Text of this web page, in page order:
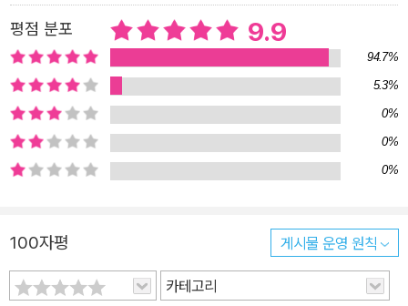
는 무의식을 단순히 억눌린 욕망이나 본능의 잔재로 보지 않는다. 오
히려 세계를 지각하고, 기억을 구성하며, 자아를 형성하는 뇌의 총체
적 작동 시스템이라고 설명한다. 꿈속에서 시각장애인이 장면을 ‘보
는’ 이유, 뇌에서 외계인 납치처럼 생생한 환상이 일어나는 경로, 다중
인격의 분리된 감각, 환청과 환각처럼 기묘한 사례들은 모두 우리 뇌
안의 블랙박스, 무의식의 작동을 보여주는 생생한 단서다. 이 책은 일
상 속 익숙한 경험부터 신경질환의 놀라운 사례까지 신경과학과 뇌과
재를 새롭게 발견하게 될 것이다. 낯선 질문이 이끄는 흥미로운 뇌과
학의 세계 올리버 색스를 잇는 가장 매력적인 뇌과학 스토리텔러의
등장 자신이 저지른 살인을 기억하지 못할 수도 있을까? 누워서 상상
평점 분포 9.9
94.7%
5.3%
0%
0%
0%
100자평 게시물 운영 원칙
카테고리